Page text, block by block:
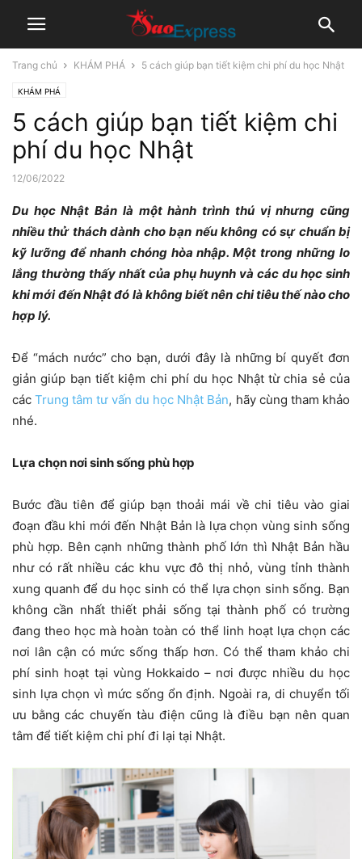
Trang chủ KHÁM PHÁ 5 cách giúp bạn tiết kiệm chi phí du học Nhật
KHÁM PHÁ
5 cách giúp bạn tiết kiệm chi
phí du học Nhật
12/06/2022
Du học Nhật Bản là một hành trình thú vị nhưng cũng
nhiều thử thách dành cho bạn nếu không có sự chuẩn bị
kỹ lưỡng để nhanh chóng hòa nhập. Một trong những lo
lắng thường thấy nhất của phụ huynh và các du học sinh
khi mới đến Nhật đó là không biết nên chi tiêu thế nào cho
hợp lý.
Để “mách nước” cho bạn, dưới đây là những bí quyết đơn
giản giúp bạn tiết kiệm chi phí du học Nhật từ chia sẻ của
các Trung tâm tư vấn du học Nhật Bản, hãy cùng tham khảo
nhé.
Lựa chọn nơi sinh sống phù hợp
Bước đầu tiên để giúp bạn thoải mái về chi tiêu vào giai
đoạn đầu khi mới đến Nhật Bản là lựa chọn vùng sinh sống
phù hợp. Bên cạnh những thành phố lớn thì Nhật Bản hầu
như có rất nhiều các khu vực đô thị nhỏ, vùng tỉnh thành
xung quanh để du học sinh có thể lựa chọn sinh sống. Bạn
không cần nhất thiết phải sống tại thành phố có trường
đang theo học mà hoàn toàn có thể linh hoạt lựa chọn các
nơi lân cận có mức sống thấp hơn. Có thể tham khảo chi
phí sinh hoạt tại vùng Hokkaido – nơi được nhiều du học
sinh lựa chọn vì mức sống ổn định. Ngoài ra, di chuyển tối
ưu bằng các chuyến tàu điện cũng là điều bạn nên quan
tâm để tiết kiệm chi phí đi lại tại Nhật.